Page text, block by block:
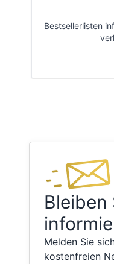
Bestsellerlisten
Bleiben
Melden Sie
kostenfreien